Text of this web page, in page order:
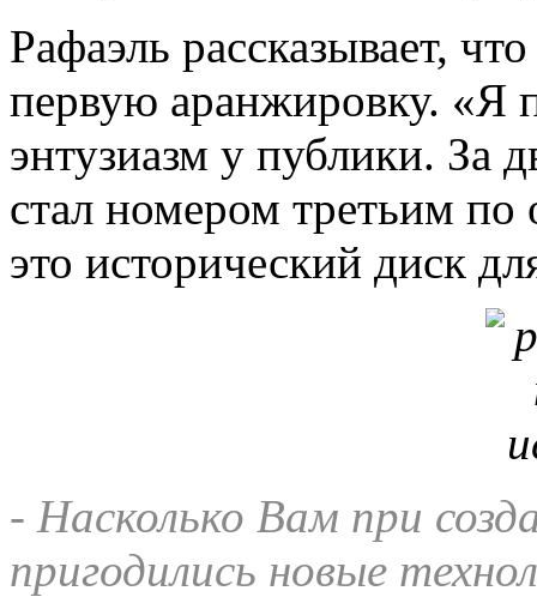
Рафаэль рассказывает,
первую аранжировку. «Я
энтузиазм у публики. За
стал номером третьим
это исторический диск
- Насколько Вам при
пригодились новые